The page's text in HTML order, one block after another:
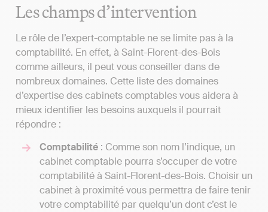
Les champs d’intervention
Le rôle de l’expert-comptable ne se limite pas à la
comptabilité. En effet, à Saint-Florent-des-Bois
comme ailleurs, il peut vous conseiller dans de
nombreux domaines. Cette liste des domaines
d’expertise des cabinets comptables vous aidera à
mieux identifier les besoins auxquels il pourrait
répondre :
Comptabilité : Comme son nom l’indique, un
cabinet comptable pourra s’occuper de votre
comptabilité à Saint-Florent-des-Bois. Choisir un
cabinet à proximité vous permettra de faire tenir
votre comptabilité par quelqu’un dont c’est le